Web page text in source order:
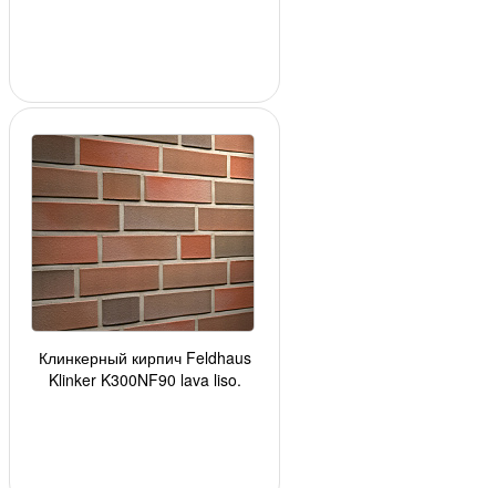
Клинкерный кирпич Feldhaus
Klinker K300NF90 lava liso,